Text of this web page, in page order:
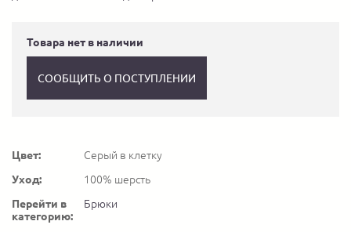
Товара нет в наличии
СООБЩИТЬ О ПОСТУПЛЕНИИ
Цвет:
Серый в клетку
Уход:
100% шерсть
Перейти в
категорию:
Брюки